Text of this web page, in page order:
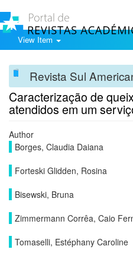
View Item
Revista Sul
Caracterização de
atendidos em um
Author
Borges, Claudia Daiana
Forteski Glidden, Rosina
Bisewski, Bruna
Zimmermann Corrêa, Caio
Tomaselli, Estéphany Caroline